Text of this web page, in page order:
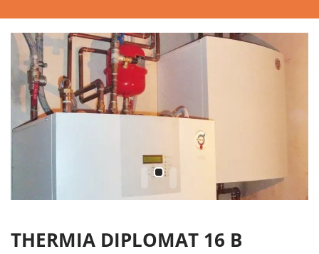
THERMIA DIPLOMAT 16 В